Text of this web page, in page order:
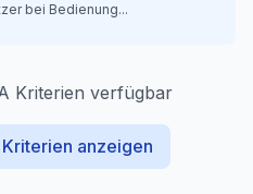
bei Bedienung...
Kriterien verfügbar
anzeigen